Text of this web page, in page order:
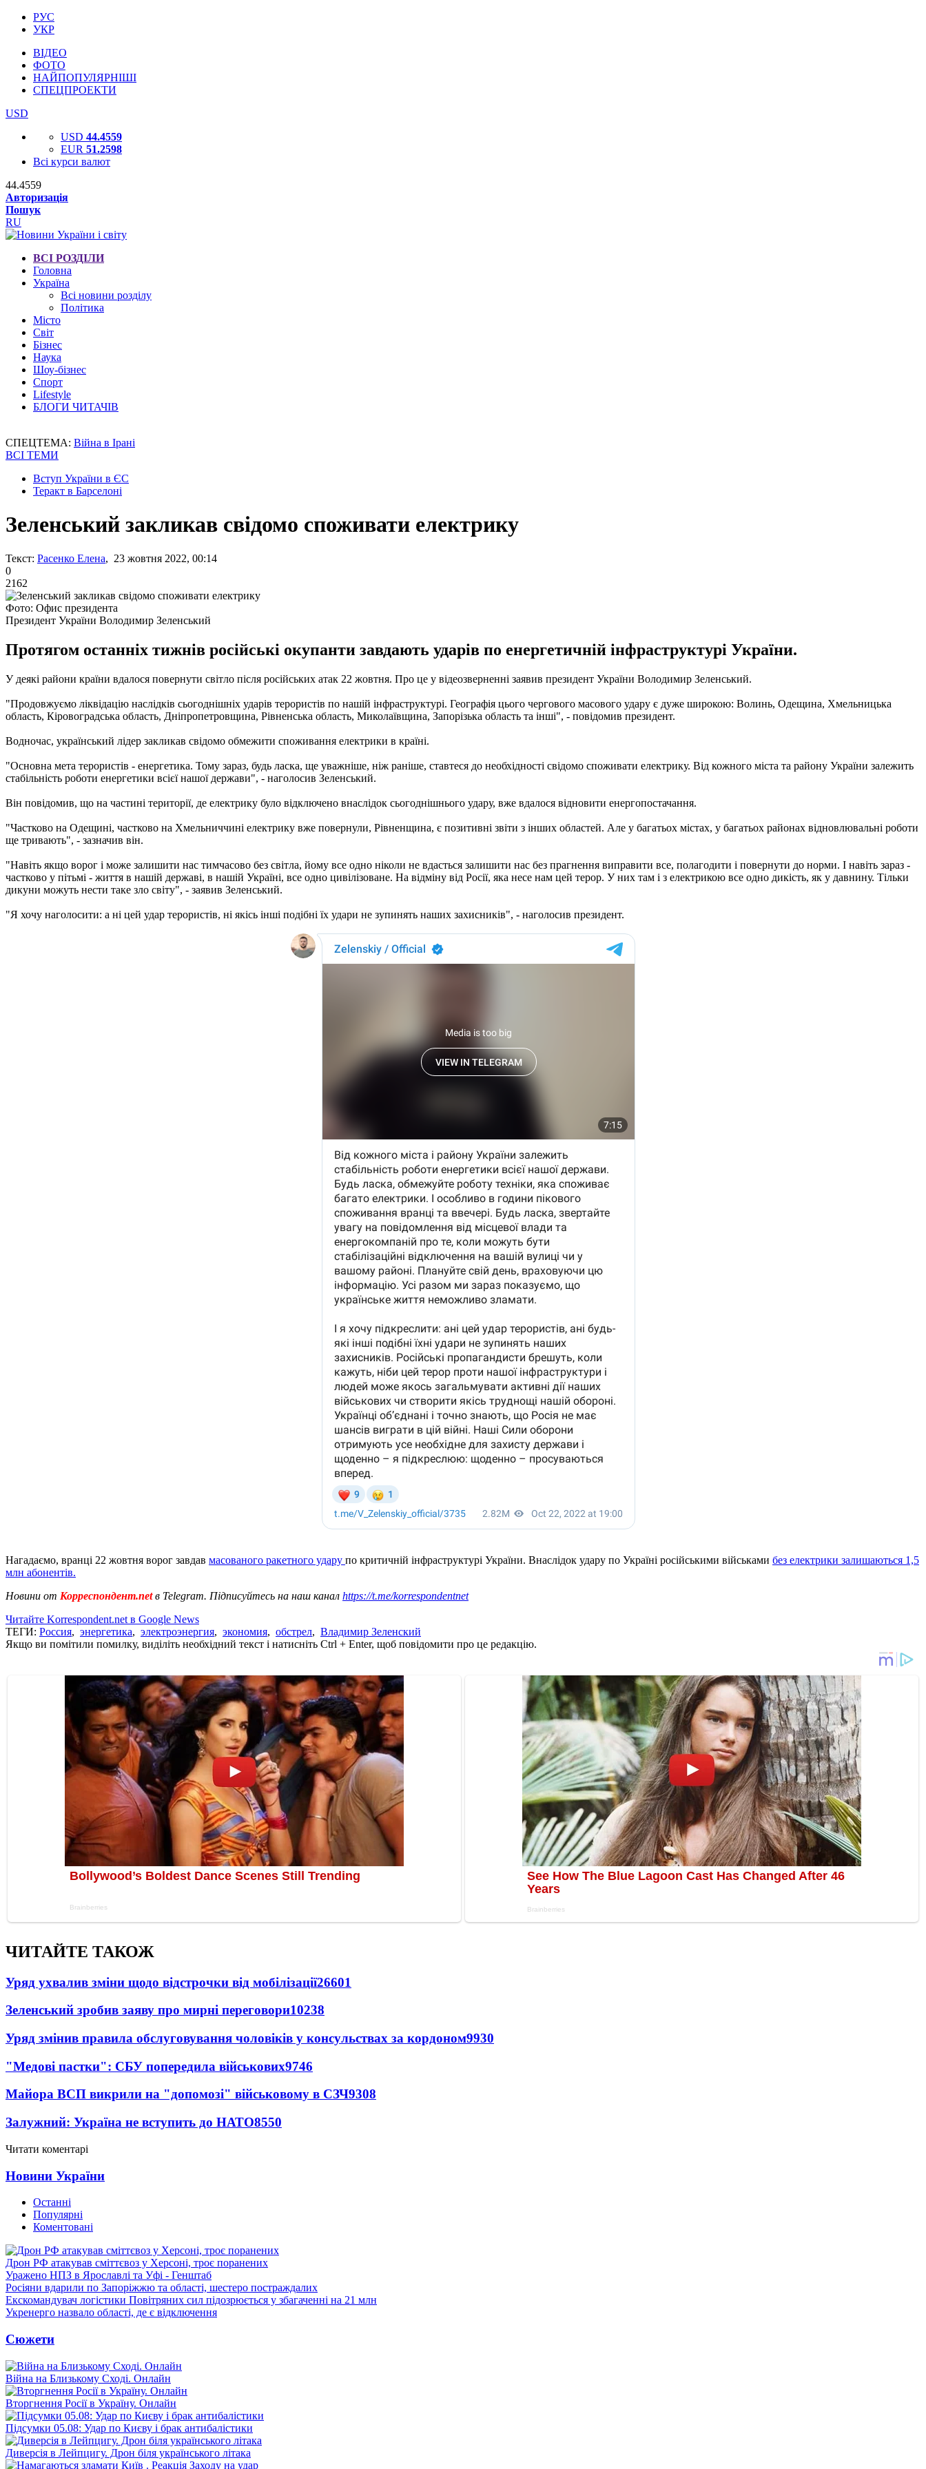
РУС
УКР
ВІДЕО
ФОТО
НАЙПОПУЛЯРНІШІ
СПЕЦПРОЕКТИ
USD
USD 44.4559
EUR 51.2598
Всі курси валют
44.4559
Авторизація
Пошук
RU
ВСІ РОЗДІЛИ
Головна
Україна
Всі новини розділу
Політика
Місто
Світ
Бізнес
Наука
Шоу-бізнес
Спорт
Lifestyle
БЛОГИ ЧИТАЧІВ
СПЕЦТЕМА: Війна в Ірані
ВСІ ТЕМИ
Вступ України в ЄС
Теракт в Барселоні
Зеленський закликав свідомо споживати електрику
Текст: Расенко Елена, 23 жовтня 2022, 00:14
0
2162
Фото: Офис президента
Президент України Володимир Зеленський
Протягом останніх тижнів російські окупанти завдають ударів по енергетичній інфраструктурі України.
У деякі райони країни вдалося повернути світло після російських атак 22 жовтня. Про це у відеозверненні заявив президент України Володимир Зеленський.
"Продовжуємо ліквідацію наслідків сьогоднішніх ударів терористів по нашій інфраструктурі. Географія цього чергового масового удару є дуже широкою: Волинь, Одещина, Хмельницька
область, Кіровоградська область, Дніпропетровщина, Рівненська область, Миколаївщина, Запорізька область та інші", - повідомив президент.
Водночас, український лідер закликав свідомо обмежити споживання електрики в країні.
"Основна мета терористів - енергетика. Тому зараз, будь ласка, ще уважніше, ніж раніше, ставтеся до необхідності свідомо споживати електрику. Від кожного міста та району України залежить
стабільність роботи енергетики всієї нашої держави", - наголосив Зеленський.
Він повідомив, що на частині території, де електрику було відключено внаслідок сьогоднішнього удару, вже вдалося відновити енергопостачання.
"Частково на Одещині, частково на Хмельниччині електрику вже повернули, Рівненщина, є позитивні звіти з інших областей. Але у багатьох містах, у багатьох районах відновлювальні роботи
ще тривають", - зазначив він.
"Навіть якщо ворог і може залишити нас тимчасово без світла, йому все одно ніколи не вдасться залишити нас без прагнення виправити все, полагодити і повернути до норми. І навіть зараз -
частково у пітьмі - життя в нашій державі, в нашій Україні, все одно цивілізоване. На відміну від Росії, яка несе нам цей терор. У них там і з електрикою все одно дикість, як у давнину. Тільки
дикуни можуть нести таке зло світу", - заявив Зеленський.
"Я хочу наголосити: а ні цей удар терористів, ні якісь інші подібні їх удари не зупинять наших захисників", - наголосив президент.
Нагадаємо, вранці 22 жовтня ворог завдав масованого ракетного удару по критичній інфраструктурі України. Внаслідок удару по Україні російськими військами без електрики залишаються 1,5
млн абонентів.
Новини от Корреспондент.netв Telegram. Підписуйтесь на наш канал https://t.me/korrespondentnet
Читайте Korrespondent.net в Google News
ТЕГИ: Россия, энергетика, электроэнергия, экономия, обстрел, Владимир Зеленский
Якщо ви помітили помилку, виділіть необхідний текст і натисніть Ctrl + Enter, щоб повідомити про це редакцію.
ЧИТАЙТЕ ТАКОЖ
Уряд ухвалив зміни щодо відстрочки від мобілізації26601
Зеленський зробив заяву про мирні переговори10238
Уряд змінив правила обслуговування чоловіків у консульствах за кордоном9930
"Медові пастки": СБУ попередила військових9746
Майора ВСП викрили на "допомозі" військовому в СЗЧ9308
Залужний: Україна не вступить до НАТО8550
Читати коментарі
Новини України
Останні
Популярні
Коментовані
Дрон РФ атакував сміттєвоз у Херсоні, троє поранених
Уражено НПЗ в Ярославлі та Уфі - Генштаб
Росіяни вдарили по Запоріжжю та області, шестеро постраждалих
Екскомандувач логістики Повітряних сил підозрюється у збагаченні на 21 млн
Укренерго назвало області, де є відключення
Сюжети
Війна на Близькому Сході. Онлайн
Вторгнення Росії в Україну. Онлайн
Підсумки 05.08: Удар по Києву і брак антибалістики
Диверсія в Лейпцигу. Дрон біля українського літака